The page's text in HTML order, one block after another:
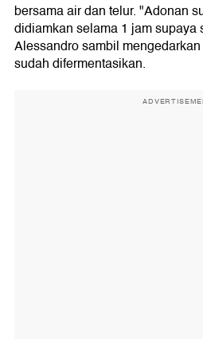
bersama air dan telur. "Adonan
didiamkan selama 1 jam supaya
Alessandro sambil
sudah difermentasikan.